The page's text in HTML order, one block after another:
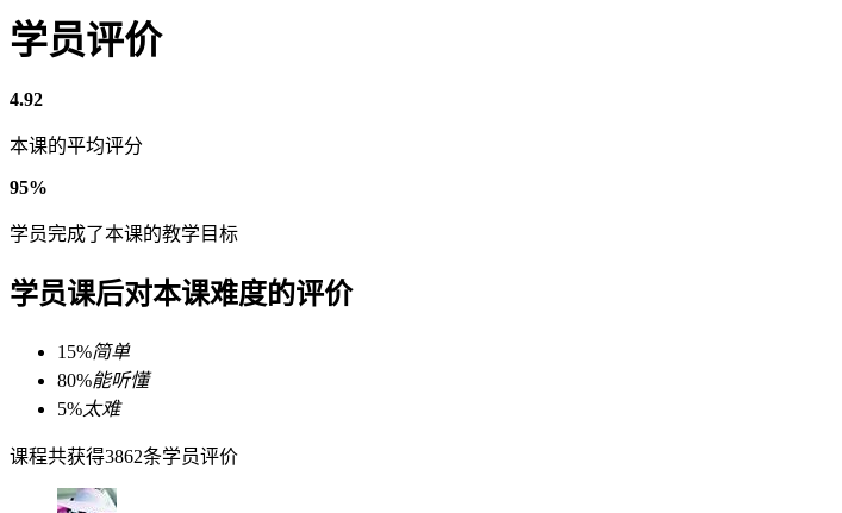
学员评价
4.92
本课的平均评分
95%
学员完成了本课的教学目标
学员课后对本课难度的评价
15%简单
80%能听懂
5%太难
课程共获得3862条学员评价